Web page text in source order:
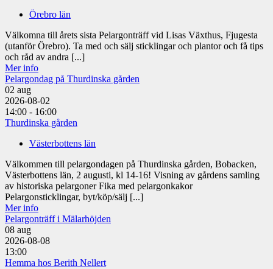
Örebro län
Välkomna till årets sista Pelargonträff vid Lisas Växthus, Fjugesta
(utanför Örebro). Ta med och sälj sticklingar och plantor och få tips
och råd av andra [...]
Mer info
Pelargondag på Thurdinska gården
02 aug
2026-08-02
14:00 - 16:00
Thurdinska gården
Västerbottens län
Välkommen till pelargondagen på Thurdinska gården, Bobacken,
Västerbottens län, 2 augusti, kl 14-16! Visning av gårdens samling
av historiska pelargoner Fika med pelargonkakor
Pelargonsticklingar, byt/köp/sälj [...]
Mer info
Pelargonträff i Mälarhöjden
08 aug
2026-08-08
13:00
Hemma hos Berith Nellert